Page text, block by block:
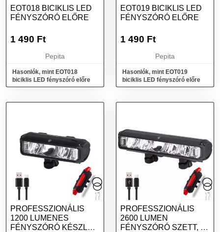
EOT018 BICIKLIS LED
FÉNYSZÓRÓ ELŐRE
1 490 Ft
Pepita
Hasonlók, mint EOT018
biciklis LED fényszóró előre
EOT019 BICIKLIS LED
FÉNYSZÓRÓ ELŐRE
1 490 Ft
Pepita
Hasonlók, mint EOT019
biciklis LED fényszóró előre
PROFESSZIONÁLIS
1200 LUMENES
FÉNYSZÓRÓ KÉSZLET,
PROFESSZIONÁLIS
2600 LUMEN
FÉNYSZÓRÓ SZETT, 5